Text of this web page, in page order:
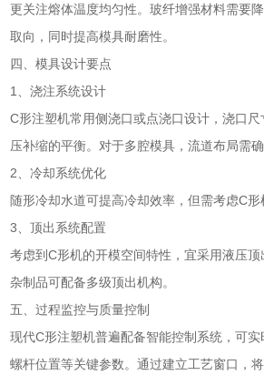
更关注熔体温度均匀性。玻纤增强材料需要
取向，同时提高模具耐磨性。
四、模具设计要点
1、浇注系统设计
C形注塑机常用侧浇口或点浇口设计，浇口
压补缩的平衡。对于多腔模具，流道布局需
2、冷却系统优化
随形冷却水道可提高冷却效率，但需考虑C形
3、顶出系统配置
考虑到C形机的开模空间特性，宜采用液压
杂制品可配备多级顶出机构。
五、过程监控与质量控制
现代C形注塑机普遍配备智能控制系统，可实
螺杆位置等关键参数。通过建立工艺窗口，